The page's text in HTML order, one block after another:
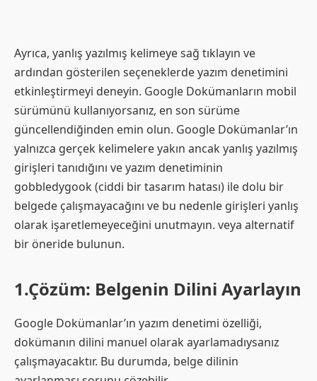
Ayrıca, yanlış yazılmış kelimeye sağ tıklayın ve
ardından gösterilen seçeneklerde yazım denetimini
etkinleştirmeyi deneyin. Google Dokümanların mobil
sürümünü kullanıyorsanız, en son sürüme
güncellendiğinden emin olun. Google Dokümanlar’ın
yalnızca gerçek kelimelere yakın ancak yanlış yazılmış
girişleri tanıdığını ve yazım denetiminin
gobbledygook (ciddi bir tasarım hatası) ile dolu bir
belgede çalışmayacağını ve bu nedenle girişleri yanlış
olarak işaretlemeyeceğini unutmayın. veya alternatif
bir öneride bulunun.
1.Çözüm: Belgenin Dilini Ayarlayın
Google Dokümanlar’ın yazım denetimi özelliği,
dokümanın dilini manuel olarak ayarlamadıysanız
çalışmayacaktır. Bu durumda, belge dilinin